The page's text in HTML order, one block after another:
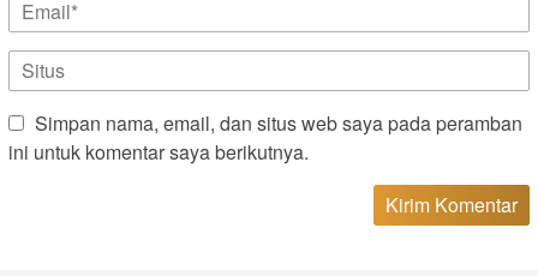
Simpan nama, email, dan situs web saya pada peramban
ini untuk komentar saya berikutnya.